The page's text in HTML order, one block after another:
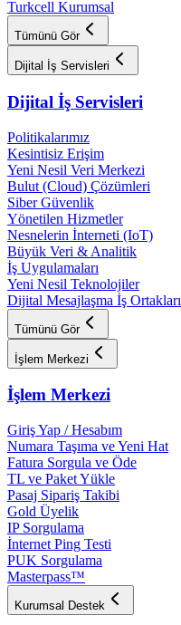
Turkcell Kurumsal
Tümünü Gör
Dijital İş Servisleri
Dijital İş Servisleri
Politikalarımız
Kesintisiz Erişim
Yeni Nesil Veri Merkezi
Bulut (Cloud) Çözümleri
Siber Güvenlik
Yönetilen Hizmetler
Nesnelerin İnterneti (IoT)
Büyük Veri & Analitik
İş Uygulamaları
Yeni Nesil Teknolojiler
Dijital Mesajlaşma İş Ortakları
Tümünü Gör
İşlem Merkezi
İşlem Merkezi
Giriş Yap / Hesabım
Numara Taşıma ve Yeni Hat
Fatura Sorgula ve Öde
TL ve Paket Yükle
Pasaj Sipariş Takibi
Gold Üyelik
IP Sorgulama
İnternet Ping Testi
PUK Sorgulama
Masterpass™
Kurumsal Destek